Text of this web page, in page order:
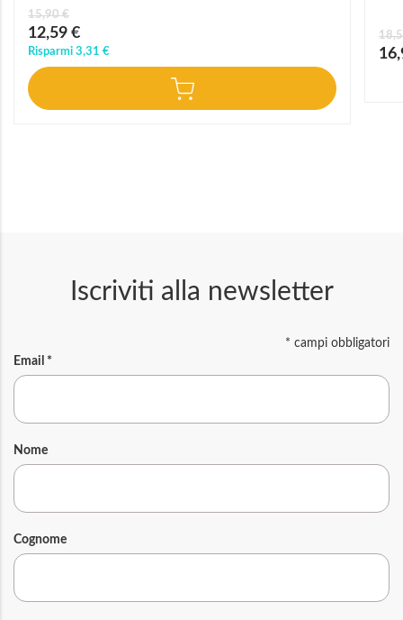
Prezzo
speciale
12,59 €
15,90 €
Risparmi 3,31 €
Iscriviti alla newsletter
* campi obbligatori
Email *
Nome
Cognome